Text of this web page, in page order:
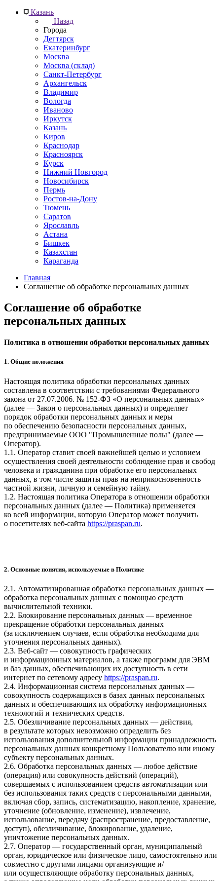
Казань
Назад
Города
Дегтярск
Екатеринбург
Москва
Москва (склад)
Санкт-Петербург
Архангельск
Владимир
Вологда
Иваново
Иркутск
Казань
Киров
Краснодар
Красноярск
Курск
Нижний Новгород
Новосибирск
Пермь
Ростов-на-Дону
Тюмень
Саратов
Ярославль
Астана
Бишкек
Казахстан
Караганда
Главная
Cоглашение об обработке персональных данных
Cоглашение об обработке
персональных данных
Политика в отношении обработки персональных данных
1. Общие положения
Настоящая политика обработки персональных данных
составлена в соответствии с требованиями Федерального
закона от 27.07.2006. № 152-ФЗ «О персональных данных»
(далее — Закон о персональных данных) и определяет
порядок обработки персональных данных и меры
по обеспечению безопасности персональных данных,
предпринимаемые ООО "Промышленные полы" (далее —
Оператор).
1.1. Оператор ставит своей важнейшей целью и условием
осуществления своей деятельности соблюдение прав и свобод
человека и гражданина при обработке его персональных
данных, в том числе защиты прав на неприкосновенность
частной жизни, личную и семейную тайну.
1.2. Настоящая политика Оператора в отношении обработки
персональных данных (далее — Политика) применяется
ко всей информации, которую Оператор может получить
о посетителях веб-сайта https://praspan.ru.
2. Основные понятия, используемые в Политике
2.1. Автоматизированная обработка персональных данных —
обработка персональных данных с помощью средств
вычислительной техники.
2.2. Блокирование персональных данных — временное
прекращение обработки персональных данных
(за исключением случаев, если обработка необходима для
уточнения персональных данных).
2.3. Веб-сайт — совокупность графических
и информационных материалов, а также программ для ЭВМ
и баз данных, обеспечивающих их доступность в сети
интернет по сетевому адресу https://praspan.ru.
2.4. Информационная система персональных данных —
совокупность содержащихся в базах данных персональных
данных и обеспечивающих их обработку информационных
технологий и технических средств.
2.5. Обезличивание персональных данных — действия,
в результате которых невозможно определить без
использования дополнительной информации принадлежность
персональных данных конкретному Пользователю или иному
субъекту персональных данных.
2.6. Обработка персональных данных — любое действие
(операция) или совокупность действий (операций),
совершаемых с использованием средств автоматизации или
без использования таких средств с персональными данными,
включая сбор, запись, систематизацию, накопление, хранение,
уточнение (обновление, изменение), извлечение,
использование, передачу (распространение, предоставление,
доступ), обезличивание, блокирование, удаление,
уничтожение персональных данных.
2.7. Оператор — государственный орган, муниципальный
орган, юридическое или физическое лицо, самостоятельно или
совместно с другими лицами организующие и/
или осуществляющие обработку персональных данных,